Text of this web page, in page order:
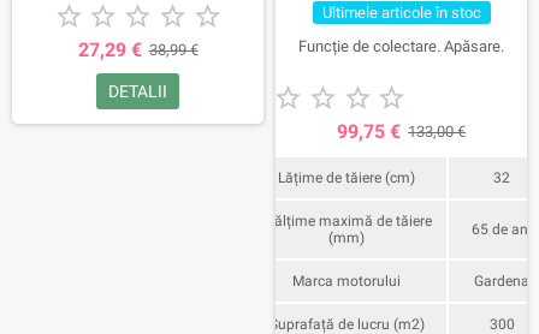
    
27,29 € 38,99 €
DETALII
Ultimele articole în stoc
Funcție de colectare. Apăsare.
   
99,75 € 133,00 €
Lățime de tăiere (cm) 32
Înălțime maximă de tăiere
(mm)
65 de ani
Marca motorului Gardena
Suprafață de lucru (m2) 300